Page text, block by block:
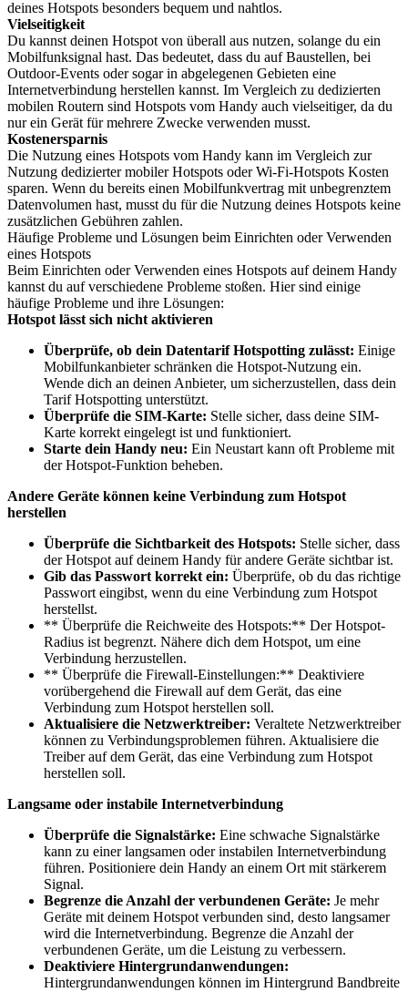
deines Hotspots besonders bequem und nahtlos.
Vielseitigkeit
Du kannst deinen Hotspot von überall aus nutzen, solange du ein
Mobilfunksignal hast. Das bedeutet, dass du auf Baustellen, bei
Outdoor-Events oder sogar in abgelegenen Gebieten eine
Internetverbindung herstellen kannst. Im Vergleich zu dedizierten
mobilen Routern sind Hotspots vom Handy auch vielseitiger, da du
nur ein Gerät für mehrere Zwecke verwenden musst.
Kostenersparnis
Die Nutzung eines Hotspots vom Handy kann im Vergleich zur
Nutzung dedizierter mobiler Hotspots oder Wi-Fi-Hotspots Kosten
sparen. Wenn du bereits einen Mobilfunkvertrag mit unbegrenztem
Datenvolumen hast, musst du für die Nutzung deines Hotspots keine
zusätzlichen Gebühren zahlen.
Häufige Probleme und Lösungen beim Einrichten oder Verwenden
eines Hotspots
Beim Einrichten oder Verwenden eines Hotspots auf deinem Handy
kannst du auf verschiedene Probleme stoßen. Hier sind einige
häufige Probleme und ihre Lösungen:
Hotspot lässt sich nicht aktivieren
Überprüfe, ob dein Datentarif Hotspotting zulässt: Einige
Mobilfunkanbieter schränken die Hotspot-Nutzung ein.
Wende dich an deinen Anbieter, um sicherzustellen, dass dein
Tarif Hotspotting unterstützt.
Überprüfe die SIM-Karte: Stelle sicher, dass deine SIM-
Karte korrekt eingelegt ist und funktioniert.
Starte dein Handy neu: Ein Neustart kann oft Probleme mit
der Hotspot-Funktion beheben.
Andere Geräte können keine Verbindung zum Hotspot
herstellen
Überprüfe die Sichtbarkeit des Hotspots: Stelle sicher, dass
der Hotspot auf deinem Handy für andere Geräte sichtbar ist.
Gib das Passwort korrekt ein: Überprüfe, ob du das richtige
Passwort eingibst, wenn du eine Verbindung zum Hotspot
herstellst.
** Überprüfe die Reichweite des Hotspots:** Der Hotspot-
Radius ist begrenzt. Nähere dich dem Hotspot, um eine
Verbindung herzustellen.
** Überprüfe die Firewall-Einstellungen:** Deaktiviere
vorübergehend die Firewall auf dem Gerät, das eine
Verbindung zum Hotspot herstellen soll.
Aktualisiere die Netzwerktreiber: Veraltete Netzwerktreiber
können zu Verbindungsproblemen führen. Aktualisiere die
Treiber auf dem Gerät, das eine Verbindung zum Hotspot
herstellen soll.
Langsame oder instabile Internetverbindung
Überprüfe die Signalstärke: Eine schwache Signalstärke
kann zu einer langsamen oder instabilen Internetverbindung
führen. Positioniere dein Handy an einem Ort mit stärkerem
Signal.
Begrenze die Anzahl der verbundenen Geräte: Je mehr
Geräte mit deinem Hotspot verbunden sind, desto langsamer
wird die Internetverbindung. Begrenze die Anzahl der
verbundenen Geräte, um die Leistung zu verbessern.
Deaktiviere Hintergrundanwendungen:
Hintergrundanwendungen können im Hintergrund Bandbreite